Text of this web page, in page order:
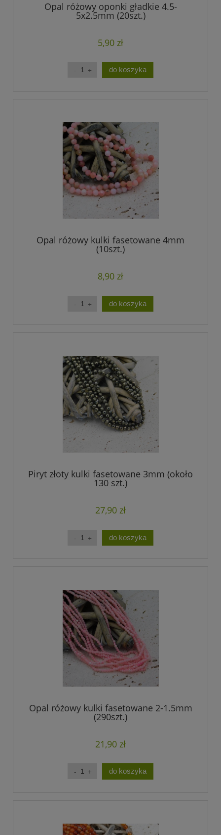
Opal różowy oponki gładkie 4.5-
5x2.5mm (20szt.)
5,90 zł
do koszyka
Opal różowy kulki fasetowane 4mm
(10szt.)
8,90 zł
do koszyka
Piryt złoty kulki fasetowane 3mm (około
130 szt.)
27,90 zł
do koszyka
Opal różowy kulki fasetowane 2-1.5mm
(290szt.)
21,90 zł
do koszyka